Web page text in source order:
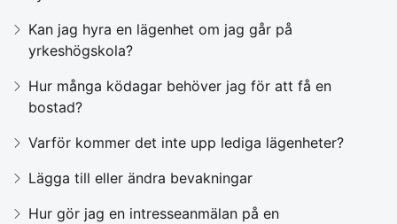
Kan jag hyra en lägenhet om jag går på
yrkeshögskola?
Hur många ködagar behöver jag för att få en
bostad?
Varför kommer det inte upp lediga lägenheter?
Lägga till eller ändra bevakningar
Hur gör jag en intresseanmälan på en